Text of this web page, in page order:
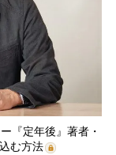
『定年後』著者・
む方法